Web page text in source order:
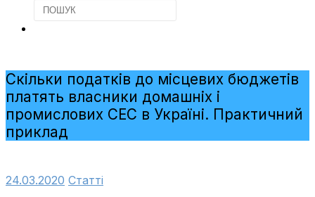
Скільки податків до місцевих бюджетів
платять власники домашніх і
промислових СЕС в Україні. Практичний
приклад
24.03.2020 Cтатті